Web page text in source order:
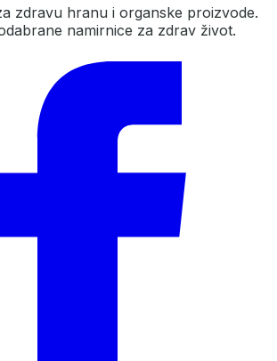
zdravu hranu i organske proizvode.
namirnice za zdrav život.